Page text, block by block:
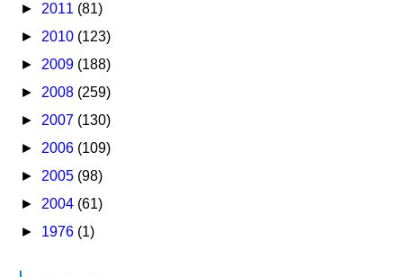
► 2011 (81)
► 2010 (123)
► 2009 (188)
► 2008 (259)
► 2007 (130)
► 2006 (109)
► 2005 (98)
► 2004 (61)
► 1976 (1)